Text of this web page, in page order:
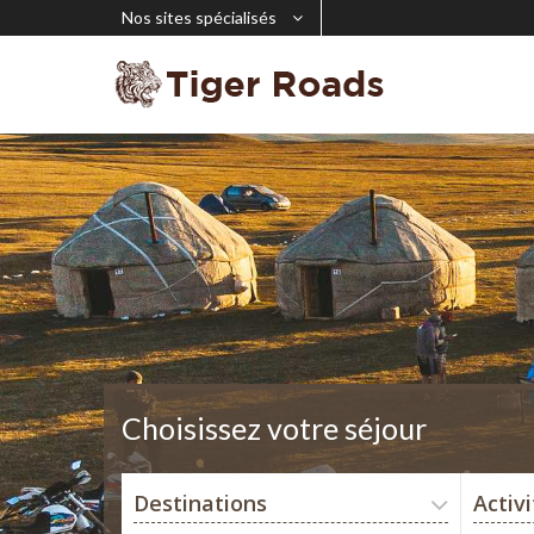
Nos sites spécialisés
Choisissez votre séjour
Destinations